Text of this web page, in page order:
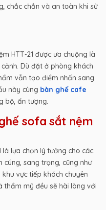
chắc chắn và an toàn khi sử
HTT-21 được ưa chuộng là
Dù đặt ở phòng khách
vẫn tạo điểm nhấn sang
này cùng bàn ghế cafe
bộ, ấn tượng.
sofa sắt nệm
là lựa chọn lý tưởng cho các
cúng, sang trọng, cũng như
vực tiếp khách chuyên
thẩm mỹ đều sẽ hài lòng với